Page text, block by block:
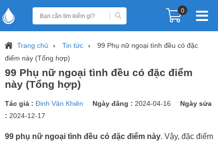
0
Trang chủ Tin tức
99 Phụ nữ ngoại tình đều có đặc
điểm này (Tổng hợp)
99 Phụ nữ ngoại tình đều có đặc điểm
này (Tổng hợp)
Tác giả : Đinh Văn Khiên Ngày đăng : 2024-04-16
Ngày sửa
: 2024-12-17
99 phụ nữ ngoại tình đều có đặc điểm này. Vậy, đặc điểm